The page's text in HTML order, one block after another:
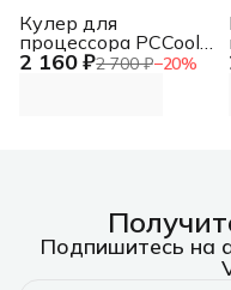
2 160 ₽2 700 ₽−20%
Кулер для
процессора PCCooler
RT400 ARGb BK
Подпишитесь на